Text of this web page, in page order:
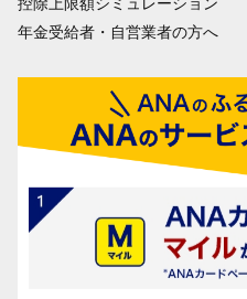
年金受給者・自営業者の方へ